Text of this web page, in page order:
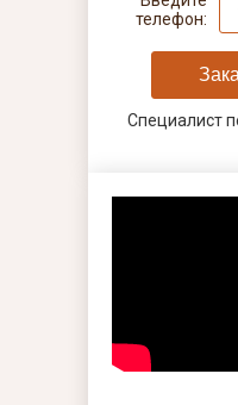
телефон:
Специалист